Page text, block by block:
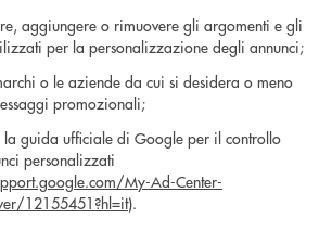
aggiungere o rimuovere gli argomenti e gli
per la personalizzazione degli annunci;
o le aziende da cui si desidera o meno
promozionali;
la guida ufficiale di Google per il controllo
personalizzati
My-Ad-Center-
12155451?hl=it).